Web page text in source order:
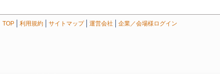
TOP 利用規約 サイトマップ 運営会社 企業／会場様ログイン